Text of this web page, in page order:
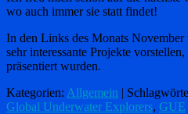
wo auch immer sie statt findet!
In den Links des Monats
sehr interessante Projekte
präsentiert wurden.
Kategorien: Allgemein |
Global Underwater Explorers, GUE